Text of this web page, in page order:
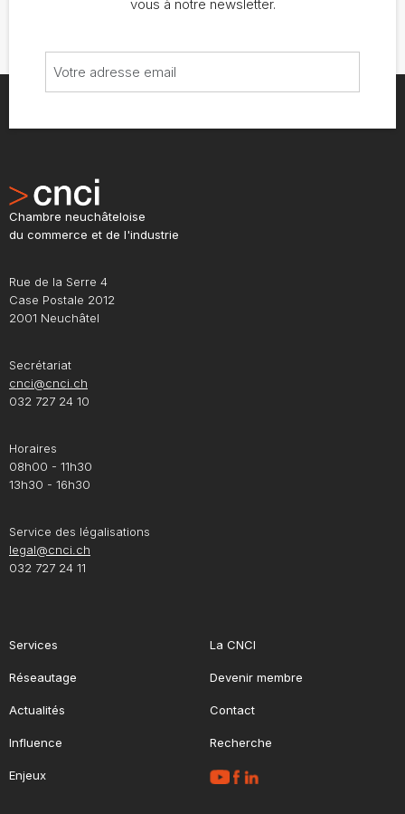
vous à notre newsletter.
Chambre neuchâteloise
du commerce et de l'industrie
Rue de la Serre 4
Case Postale 2012
2001 Neuchâtel
Secrétariat
cnci@cnci.ch
032 727 24 10
Horaires
08h00 - 11h30
13h30 - 16h30
Service des légalisations
legal@cnci.ch
032 727 24 11
Services
Réseautage
Actualités
Influence
Enjeux
La CNCI
Devenir membre
Contact
Recherche